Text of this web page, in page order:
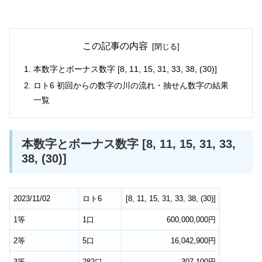
この記事の内容
本数字とボーナス数字 [8, 11, 15, 31, 33, 38, (30)]
ロト6 初回からの数字の川の流れ・抽せん数字の結果
一覧
本数字とボーナス数字 [8, 11, 15, 31, 33,
38, (30)]
2023/11/02 ロト6 [8, 11, 15, 31, 33, 38, (30)]
1等 1口 600,000,000円
2等 5口 16,042,900円